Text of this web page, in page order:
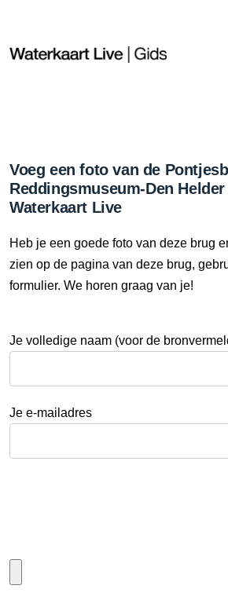
Voeg een foto van de
Reddingsmuseum-Den
Waterkaart Live
Heb je een goede foto van deze brug
zien op de pagina van deze brug,
formulier. We horen graag van je!
Je volledige naam (voor de
Je e-mailadres